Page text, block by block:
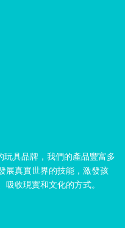
玩具品牌，我們的產品豐富多
展真實世界的技能，激發孩
收現實和文化的方式。